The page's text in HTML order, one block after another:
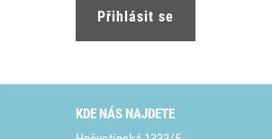
KDE NÁS NAJDETE